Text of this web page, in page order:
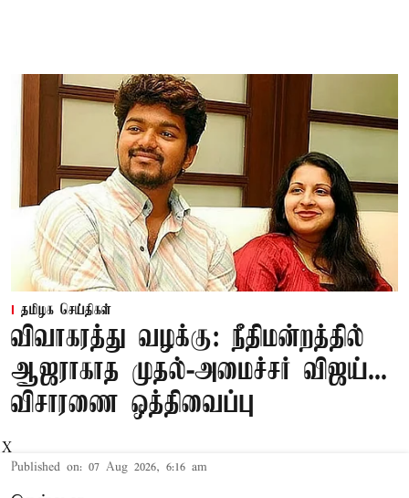
தமிழக செய்திகள்
விவாகரத்து வழக்கு: நீதிமன்றத்தில்
ஆஜராகாத முதல்-அமைச்சர் விஜய்...
விசாரணை ஒத்திவைப்பு
Published on: 07 Aug 2026, 6:16 am
X